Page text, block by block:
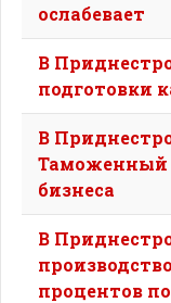
ослабевает
В
подготовки
В
Таможенный
бизнеса
В
процентов